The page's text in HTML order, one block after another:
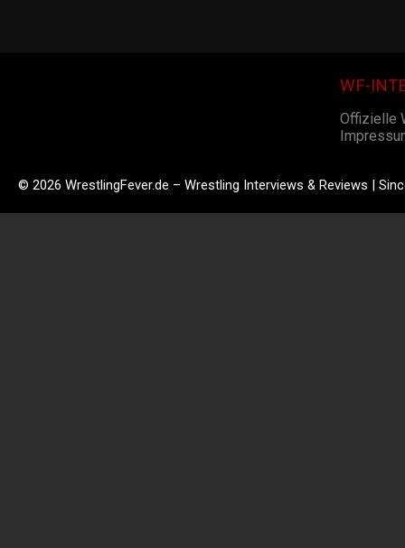
WF-
Offizielle
© 2026 WrestlingFever.de – Wrestling Interviews & Reviews |